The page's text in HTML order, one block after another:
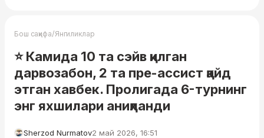
Бош саҳифа/Янгиликлар
⭐️ Камида 10 та сэйв қилган
дарвозабон, 2 та пре-ассист қайд
этган хавбек. Пролигада 6-турнинг
энг яхшилари аниқланди
Sherzod Nurmatov2 май 2026, 16:51